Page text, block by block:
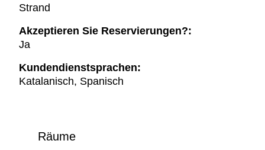
Strand
Akzeptieren Sie Reservierungen?:
Ja
Kundendienstsprachen:
Katalanisch, Spanisch
Räume